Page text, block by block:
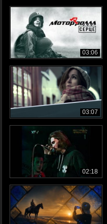
03:06
03:07
02:18